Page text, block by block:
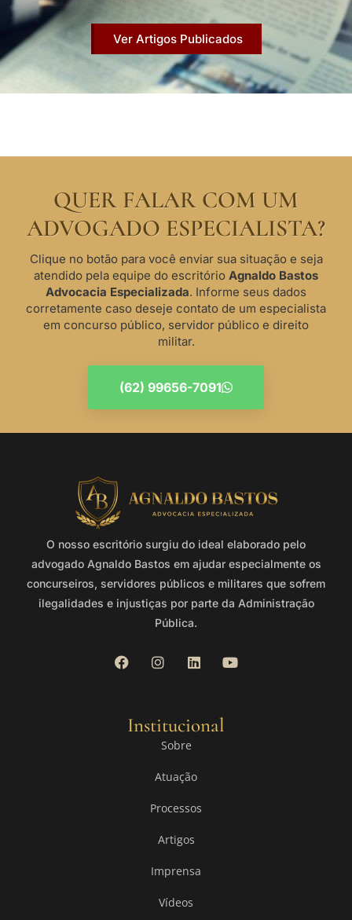
Ver Artigos Publicados
QUER FALAR COM UM
ADVOGADO ESPECIALISTA?
Clique no botão para você enviar sua situação e seja
atendido pela equipe do escritório Agnaldo Bastos
Advocacia Especializada. Informe seus dados
corretamente caso deseje contato de um especialista
em concurso público, servidor público e direito
militar.
(62) 99656-7091
O nosso escritório surgiu do ideal elaborado pelo
advogado Agnaldo Bastos em ajudar especialmente os
concurseiros, servidores públicos e militares que sofrem
ilegalidades e injustiças por parte da Administração
Pública.
Institucional
Sobre
Atuação
Processos
Artigos
Imprensa
Vídeos